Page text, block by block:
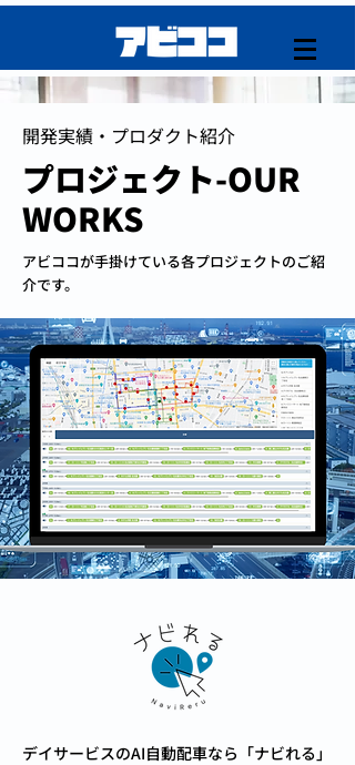
開発実績・プロダクト紹介
プロジェクト-OUR
WORKS
アビココが手掛けている各プロジェクトのご紹
介です。
デイサービスのAI自動配車なら「ナビれる」